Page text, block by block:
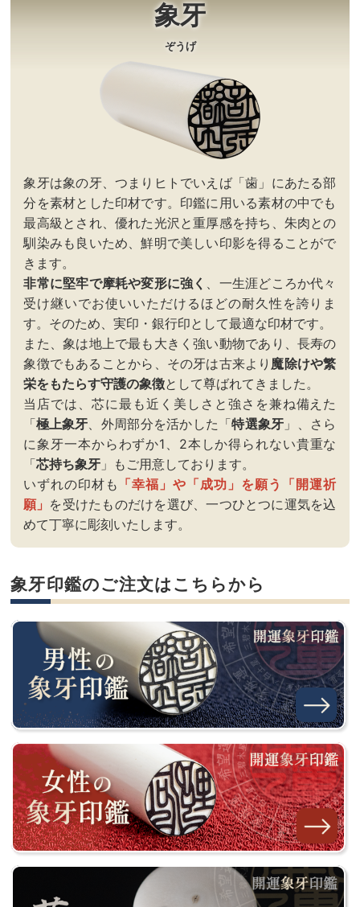
象牙
ぞうげ
象牙は象の牙、つまりヒトでいえば「歯」にあたる部
分を素材とした印材です。印鑑に用いる素材の中でも
最高級とされ、優れた光沢と重厚感を持ち、朱肉との
馴染みも良いため、鮮明で美しい印影を得ることがで
きます。
非常に堅牢で摩耗や変形に強く
、一生涯どころか代々
受け継いでお使いいただけるほどの耐久性を誇りま
す。そのため、実印・銀行印として最適な印材です。
また、象は地上で最も大きく強い動物であり、長寿の
象徴でもあることから、その牙は古来より 魔除けや繁
栄をもたらす守護の象徴として尊ばれてきました。
当店では、芯に最も近く美しさと強さを兼ね備えた
「極上象牙 、外周部分を活かした「特選象牙 」、さら
に象牙一本からわずか1、2本しか得られない貴重な
「芯持ち象牙 」もご用意しております。
いずれの印材も 「幸福」や「成功」を願う「開運祈
願」 を受けたものだけを選び、一つひとつに運気を込
めて丁寧に彫刻いたします。
象牙印鑑のご注文はこちらから